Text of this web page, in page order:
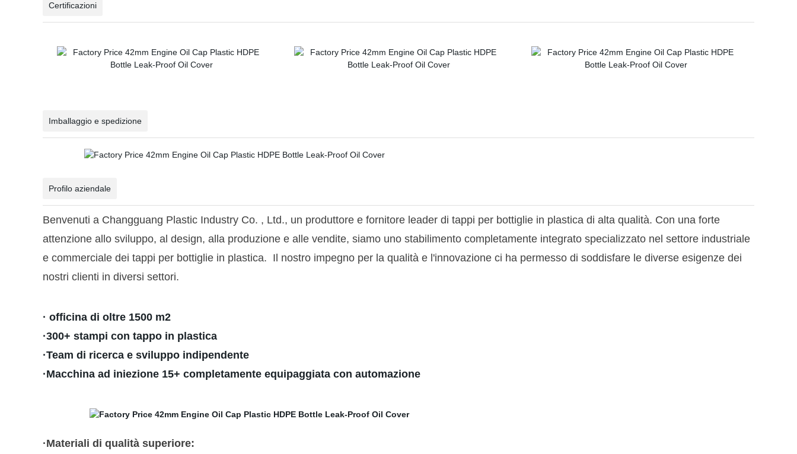
Certificazioni
Imballaggio e spedizione
Profilo aziendale
Benvenuti a Changguang Plastic Industry Co. , Ltd., un produttore e fornitore leader di tappi per bottiglie in plastica di alta qualità. Con una forte
attenzione allo sviluppo, al design, alla produzione e alle vendite, siamo uno stabilimento completamente integrato specializzato nel settore industriale
e commerciale dei tappi per bottiglie in plastica. Il nostro impegno per la qualità e l'innovazione ci ha permesso di soddisfare le diverse esigenze dei
nostri clienti in diversi settori.
· officina di oltre 1500 m2
·300+ stampi con tappo in plastica
·Team di ricerca e sviluppo indipendente
·Macchina ad iniezione 15+ completamente equipaggiata con automazione
·Materiali di qualità superiore: